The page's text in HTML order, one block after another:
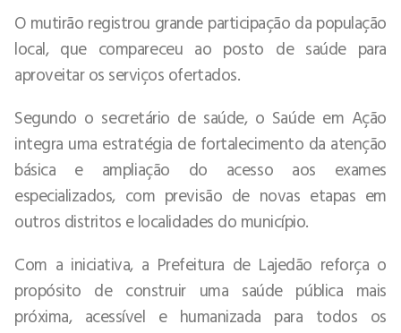
O mutirão registrou grande participação da população
local, que compareceu ao posto de saúde para
aproveitar os serviços ofertados.
Segundo o secretário de saúde, o Saúde em Ação
integra uma estratégia de fortalecimento da atenção
básica e ampliação do acesso aos exames
especializados, com previsão de novas etapas em
outros distritos e localidades do município.
Com a iniciativa, a Prefeitura de Lajedão reforça o
propósito de construir uma saúde pública mais
próxima, acessível e humanizada para todos os